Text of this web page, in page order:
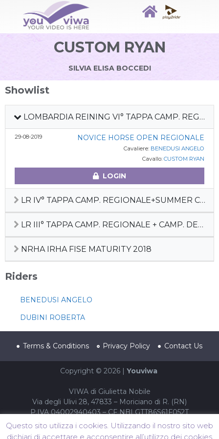
CUSTOM RYAN
SILVIA ELISA BOCCEDI
Showlist
LOMBARDIA REINING VI° TAPPA CAMP. REGIONALE DEB + PREFUT + FUT 4Y
29-08-2019 NOVICE HORSE OPEN REGIONALE
Cavaliere: BENEDUSI ANGELO
Cavallo: CUSTOM RYAN
LOGIN
LR IV° TAPPA CAMP. REGIONALE+SUMMER CACTUS
LR III° TAPPA CAMP. REGIONALE + CAMP. DEBUTTANTI
NRHA IRHA FISE MATURITY 2018
Riders
BENEDUSI ANGELO
DUBINI ROBERTA
Terms & Conditions Privacy Policy Contact Us
Copyright © 2026 | Youviwa
VIWA di Giulietta Nobile
Via degli Ulivi 28, 47833 – Moriciano di R. (RN)
P.IVA 04002940403 – CF NBLGTT86S61F052T
Questo sito utilizza i cookies. Utilizzando il nostro sito web
dichiari di accettare e acconsentire all’utilizzo dei cookies